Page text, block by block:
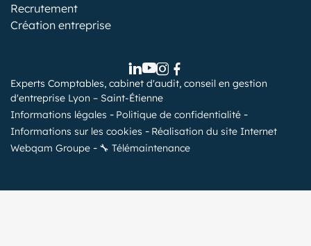
Recrutement
Création entreprise
Experts Comptables, cabinet d'audit, conseil en gestion
d'entreprise Lyon – Saint-Étienne
Informations légales
Politique de confidentialité
Informations sur les cookies
Réalisation du site Internet
Webqam Groupe
🔧 Télémaintenance